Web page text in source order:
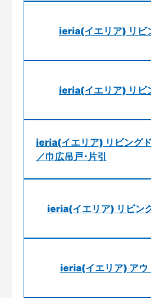
ieria(イエリア) リビ
ieria(イエリア) リビ
ieria(イエリア) リビング
／巾広吊戸･片引
ieria(イエリア) リビン
ieria(イエリア) アウ